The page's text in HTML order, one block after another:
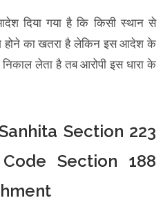
दिया गया है कि किसी स्थान से
होने का खतरा है लेकिन इस आदेश के
लेता है तब आरोपी इस धारा के
Section 223
Section 188